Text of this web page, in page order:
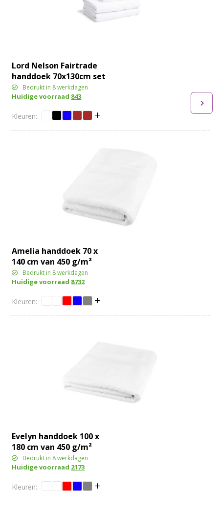
Lord Nelson Fairtrade
handdoek 70x130cm set
van 3Bedrukt in 8 werkdagen
Huidige voorraad 843
Amelia handdoek 70 x
140 cm van 450 g/m²
katoen
Bedrukt in 8 werkdagen
Huidige voorraad 8732
Evelyn handdoek 100 x
180 cm van 450 g/m²
katoen
Bedrukt in 8 werkdagen
Huidige voorraad 2173